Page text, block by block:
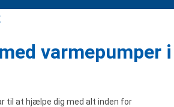
varmepumper i
til at hjælpe dig med alt inden for